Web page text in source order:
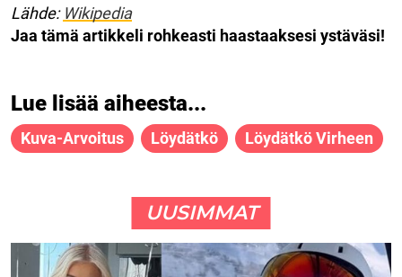
Lähde: Wikipedia
Jaa tämä artikkeli rohkeasti haastaaksesi ystäväsi!
Lue lisää aiheesta...
Kuva-Arvoitus Löydätkö Löydätkö Virheen
UUSIMMAT